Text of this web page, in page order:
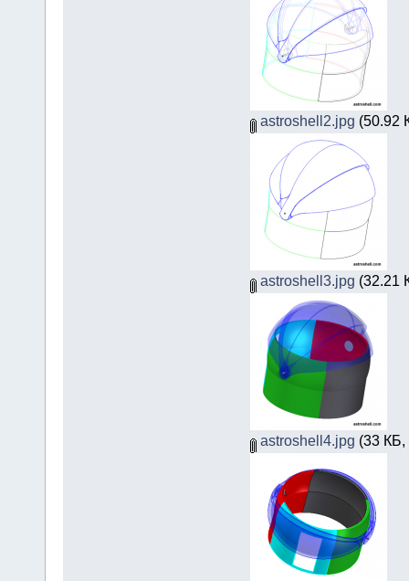
astroshell2.jpg (50.92
astroshell3.jpg (32.21
astroshell4.jpg (33 КБ,